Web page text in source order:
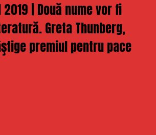
2019 | Două nume vor fi
Greta Thunberg,
premiul pentru pace